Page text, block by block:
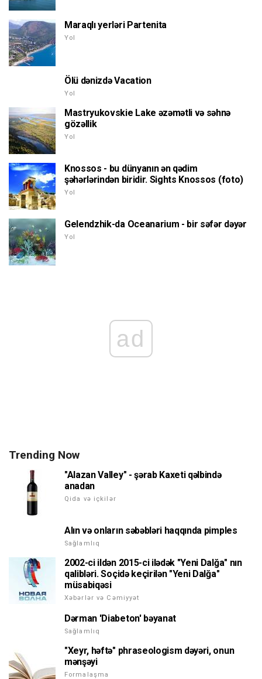
Maraqlı yerləri Partenita
Yol
Ölü dənizdə Vacation
Yol
Mastryukovskie Lake əzəmətli və səhnə
gözəllik
Yol
Knossos - bu dünyanın ən qədim
şəhərlərindən biridir. Sights Knossos (foto)
Yol
Gelendzhik-da Oceanarium - bir səfər dəyər
Yol
ad
Trending Now
"Alazan Valley" - şərab Kaxeti qəlbində
anadan
Qida və içkilər
Alın və onların səbəbləri haqqında pimples
Sağlamlıq
2002-ci ildən 2015-ci ilədək "Yeni Dalğa" nın
qalibləri. Soçidə keçirilən "Yeni Dalğa"
müsabiqəsi
Xəbərlər və Cəmiyyət
Dərman 'Diabeton' bəyanat
Sağlamlıq
"Xeyr, həftə" phraseologism dəyəri, onun
mənşəyi
Formalaşma